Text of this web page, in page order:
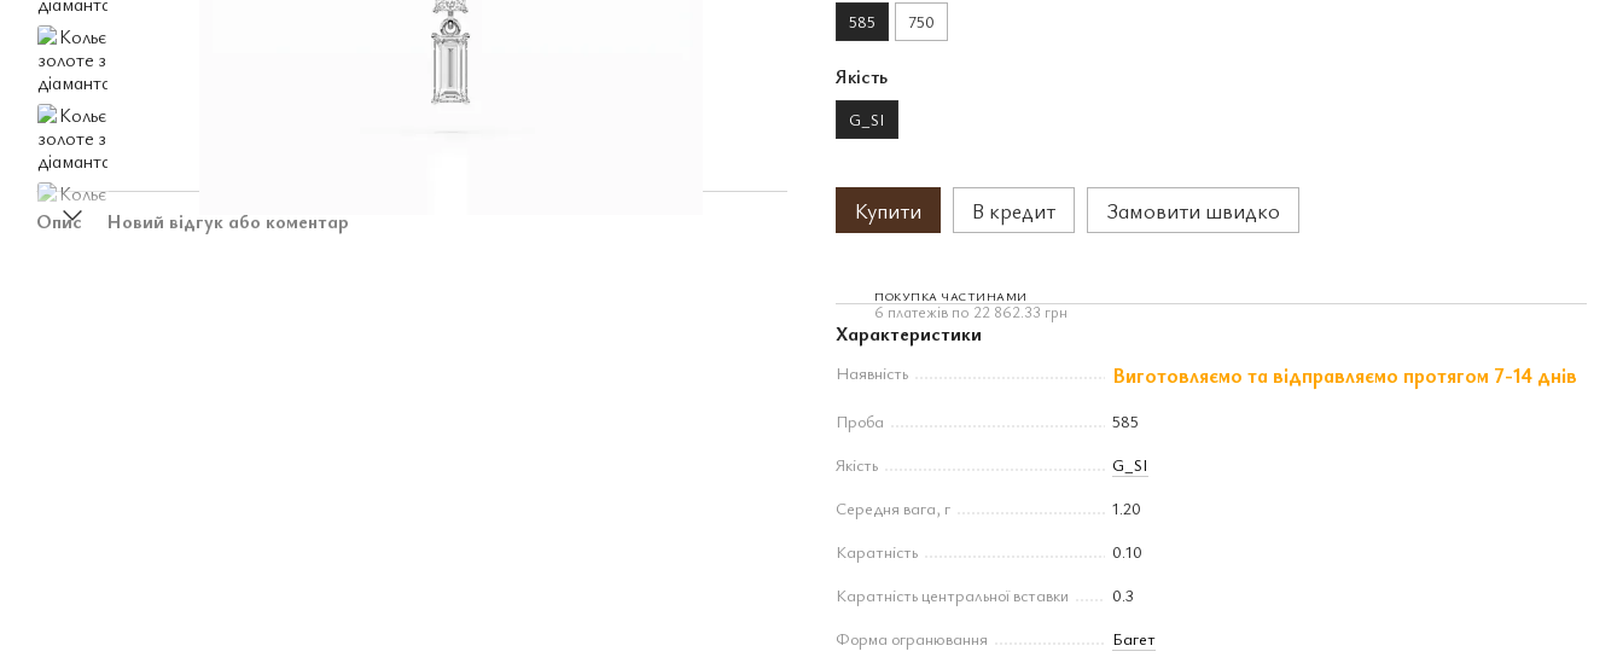
Опис Новий відгук або коментар
585 750
Якість
G_SI
Купити В кредит Замовити швидко
ПОКУПКА ЧАСТИНАМИ
6 платежів по 22 862.33 грн
Характеристики
Наявність Виготовляємо та відправляємо протягом 7-14 днів
Проба
585
Якість
G_SI
Середня вага, г
1.20
Каратність
0.10
Каратність центральної вставки
0.3
Форма огранювання
Багет